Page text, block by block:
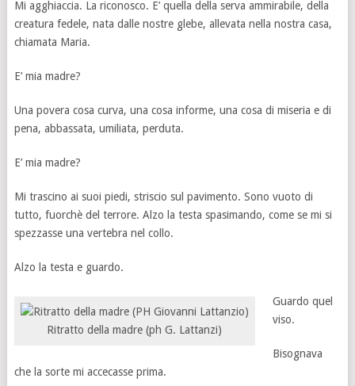
Mi agghiaccia. La riconosco. E’ quella della serva ammirabile, della
creatura fedele, nata dalle nostre glebe, allevata nella nostra casa,
chiamata Maria.
E’ mia madre?
Una povera cosa curva, una cosa informe, una cosa di miseria e di
pena, abbassata, umiliata, perduta.
E’ mia madre?
Mi trascino ai suoi piedi, striscio sul pavimento. Sono vuoto di
tutto, fuorchè del terrore. Alzo la testa spasimando, come se mi si
spezzasse una vertebra nel collo.
Alzo la testa e guardo.
Ritratto della madre (ph G. Lattanzi)
Guardo quel
viso.
Bisognava
che la sorte mi accecasse prima.